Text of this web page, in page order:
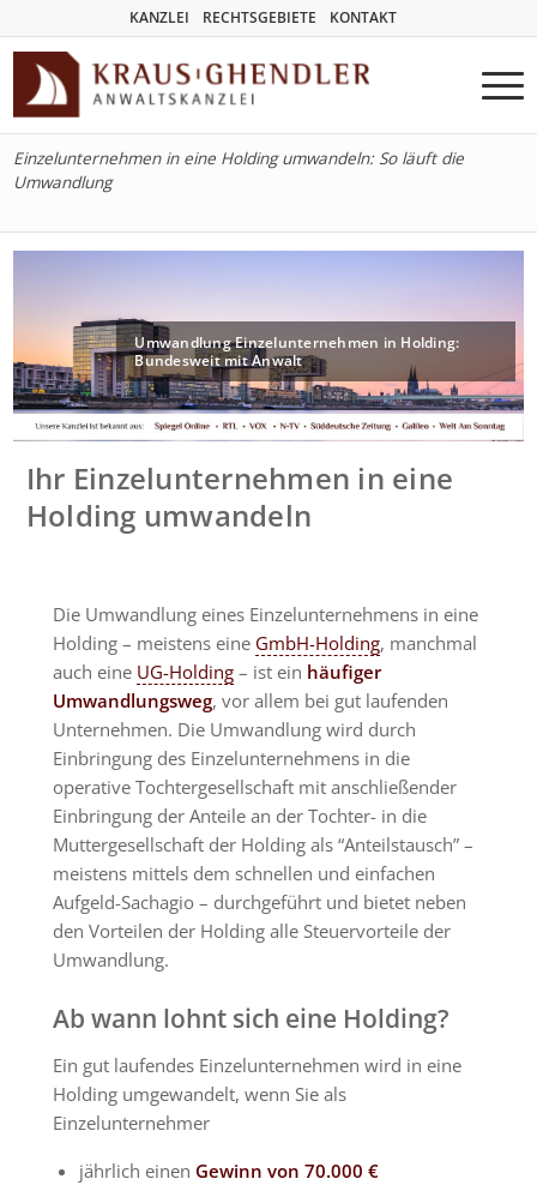
KANZLEI RECHTSGEBIETE KONTAKT
Einzelunternehmen in eine Holding umwandeln: So läuft die
Umwandlung
Umwandlung Einzelunternehmen in Holding:
Bundesweit mit Anwalt
Ihr Einzelunternehmen in eine
Holding umwandeln
Die Umwandlung eines Einzelunternehmens in eine
Holding – meistens eine GmbH-Holding, manchmal
auch eine UG-Holding – ist ein häufiger
Umwandlungsweg, vor allem bei gut laufenden
Unternehmen. Die Umwandlung wird durch
Einbringung des Einzelunternehmens in die
operative Tochtergesellschaft mit anschließender
Einbringung der Anteile an der Tochter- in die
Muttergesellschaft der Holding als “Anteilstausch” –
meistens mittels dem schnellen und einfachen
Aufgeld-Sachagio – durchgeführt und bietet neben
den Vorteilen der Holding alle Steuervorteile der
Umwandlung.
Ab wann lohnt sich eine Holding?
Ein gut laufendes Einzelunternehmen wird in eine
Holding umgewandelt, wenn Sie als
Einzelunternehmer
jährlich einen Gewinn von 70.000 €